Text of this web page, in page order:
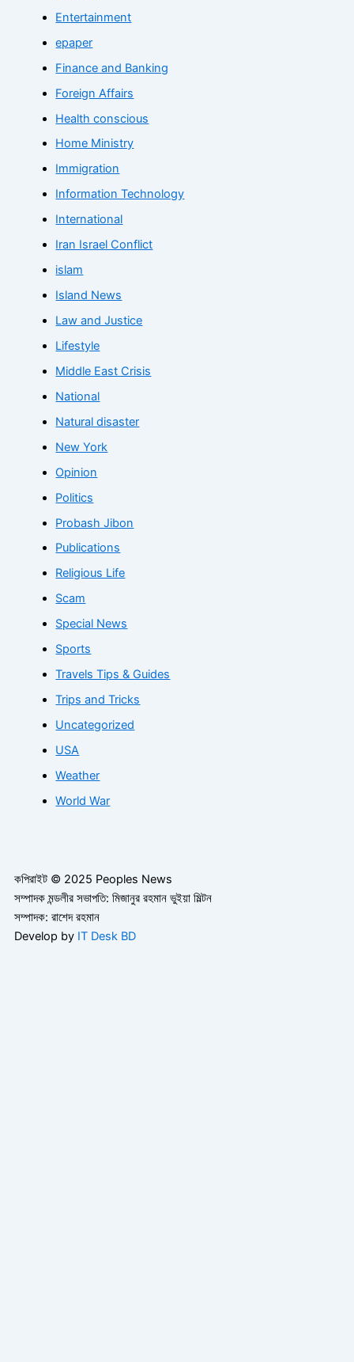
Entertainment
epaper
Finance and Banking
Foreign Affairs
Health conscious
Home Ministry
Immigration
Information Technology
International
Iran Israel Conflict
islam
Island News
Law and Justice
Lifestyle
Middle East Crisis
National
Natural disaster
New York
Opinion
Politics
Probash Jibon
Publications
Religious Life
Scam
Special News
Sports
Travels Tips & Guides
Trips and Tricks
Uncategorized
USA
Weather
World War
কপিরাইট © 2025 Peoples News
সম্পাদক মন্ডলীর সভাপতি: মিজানুর রহমান ভুইয়া মিল্টন
সম্পাদক: রাশেদ রহমান
Develop by IT Desk BD